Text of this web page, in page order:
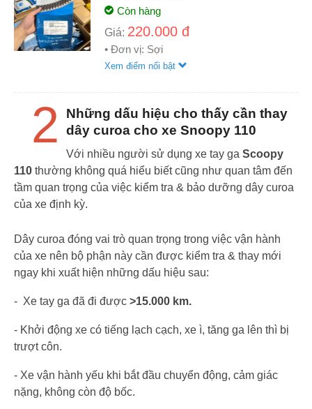
Còn hàng
Giá: 220.000 đ
• Đơn vị: Sợi
Xem điểm nổi bật
2
Những dấu hiệu cho thấy cần thay
dây curoa cho xe Snoopy 110
Với nhiều người sử dụng xe tay ga Scoopy
110 thường không quá hiểu biết cũng như quan tâm đến
tầm quan trọng của việc kiểm tra & bảo dưỡng dây curoa
của xe định kỳ.
Dây curoa đóng vai trò quan trọng trong việc vận hành
của xe nên bộ phận này cần được kiểm tra & thay mới
ngay khi xuất hiện những dấu hiệu sau:
- Xe tay ga đã đi được >15.000 km.
- Khởi động xe có tiếng lạch cạch, xe ì, tăng ga lên thì bị
trượt côn.
- Xe vận hành yếu khi bắt đầu chuyển động, cảm giác
nặng, không còn độ bốc.